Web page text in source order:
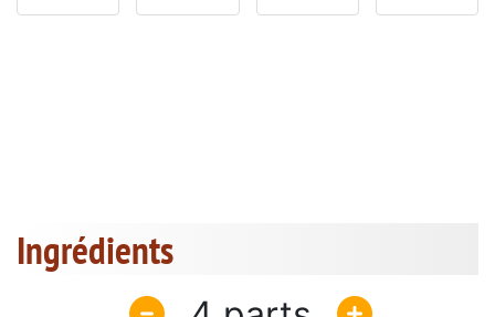
Ingrédients